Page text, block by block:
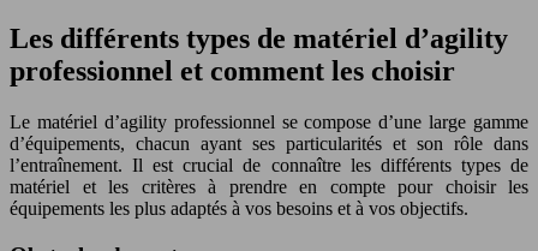
Les différents types de matériel d’agility
professionnel et comment les choisir
Le matériel d’agility professionnel se compose d’une large gamme
d’équipements, chacun ayant ses particularités et son rôle dans
l’entraînement. Il est crucial de connaître les différents types de
matériel et les critères à prendre en compte pour choisir les
équipements les plus adaptés à vos besoins et à vos objectifs.